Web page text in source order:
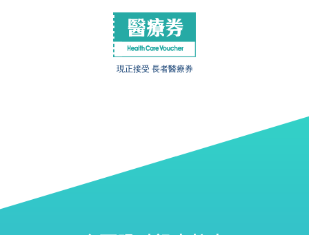
現正接受 長者醫療券